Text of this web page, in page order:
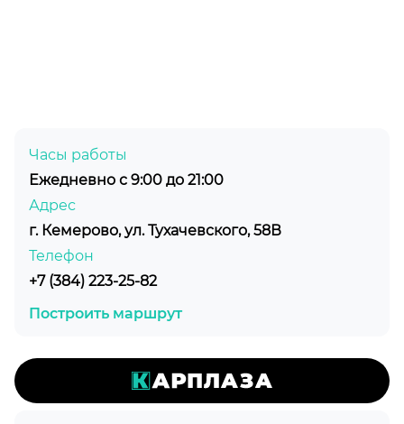
Часы работы
Ежедневно с 9:00 до 21:00
Адрес
г. Кемерово, ул. Тухачевского, 58В
Телефон
+7 (384) 223-25-82
Построить маршрут